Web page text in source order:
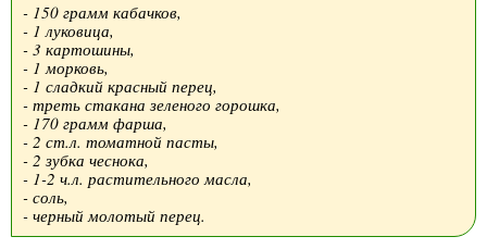
- 150 грамм кабачков,
- 1 луковица,
- 3 картошины,
- 1 морковь,
- 1 сладкий красный перец,
- треть стакана зеленого горошка,
- 170 грамм фарша,
- 2 ст.л. томатной пасты,
- 2 зубка чеснока,
- 1-2 ч.л. растительного масла,
- соль,
- черный молотый перец.